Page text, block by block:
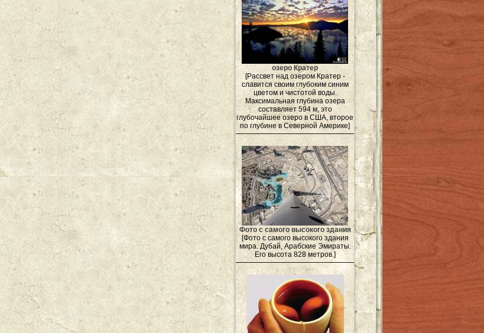
озеро Кратер
[Рассвет над озером Кратер -
славится своим глубоким синим
цветом и чистотой воды.
Максимальная глубина озера
составляет 594 м, это
глубочайшее озеро в США, второе
по глубине в Северной Америке]
Фото с самого высокого здания
[Фото с самого высокого здания
мира. Дубай, Арабские Эмираты.
Его высота 828 метров.]